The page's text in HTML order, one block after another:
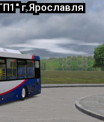
г.Ярославля